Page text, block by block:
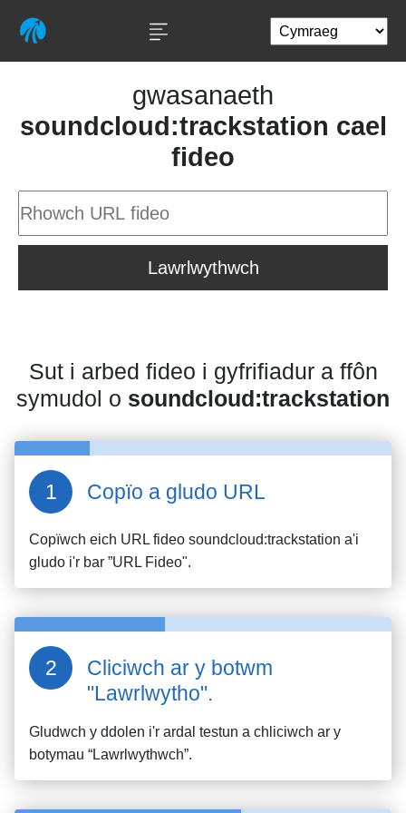
gwasanaeth
soundcloud:trackstation cael
fideo
Lawrlwythwch
Sut i arbed fideo i gyfrifiadur a ffôn
symudol o soundcloud:trackstation
Copïo a gludo URL
Copïwch eich URL fideo soundcloud:trackstation a'i
gludo i'r bar ”URL Fideo".
Cliciwch ar y botwm
"Lawrlwytho".
Gludwch y ddolen i'r ardal testun a chliciwch ar y
botymau “Lawrlwythwch”.